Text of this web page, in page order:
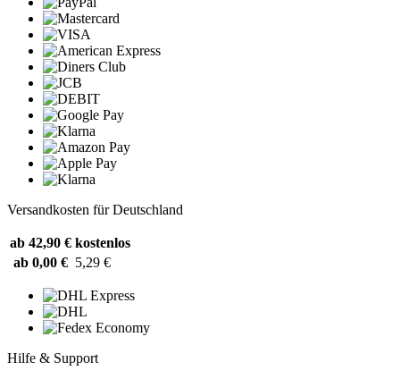
Versandkosten für Deutschland
ab 42,90 € kostenlos
ab 0,00 € 5,29 €
Hilfe & Support